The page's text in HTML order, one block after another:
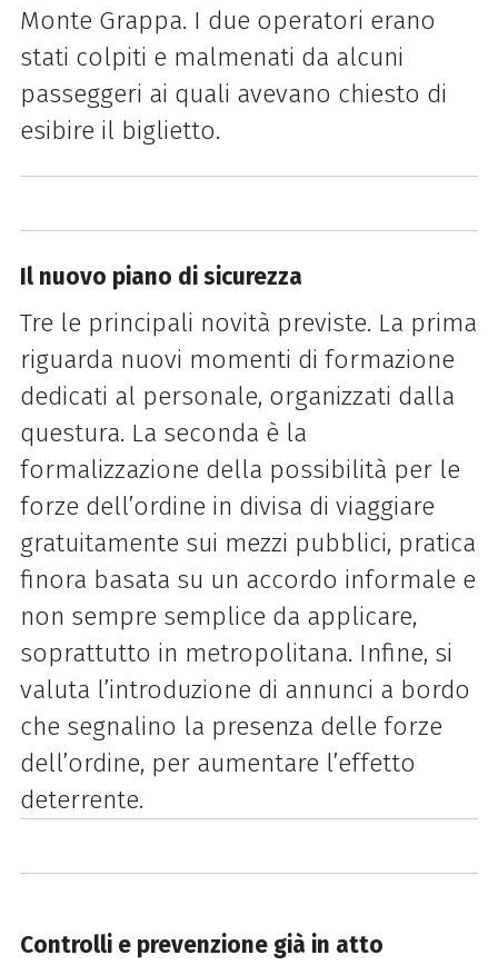
Monte Grappa. I due operatori erano
stati colpiti e malmenati da alcuni
passeggeri ai quali avevano chiesto di
esibire il biglietto.
Il nuovo piano di sicurezza
Tre le principali novità previste. La prima
riguarda nuovi momenti di formazione
dedicati al personale, organizzati dalla
questura. La seconda è la
formalizzazione della possibilità per le
forze dell’ordine in divisa di viaggiare
gratuitamente sui mezzi pubblici, pratica
finora basata su un accordo informale e
non sempre semplice da applicare,
soprattutto in metropolitana. Infine, si
valuta l’introduzione di annunci a bordo
che segnalino la presenza delle forze
dell’ordine, per aumentare l’effetto
deterrente.
Controlli e prevenzione già in atto